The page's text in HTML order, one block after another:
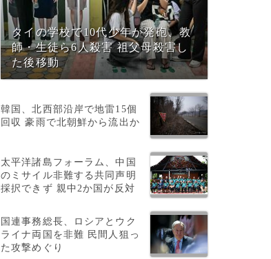
タイの学校で10代少年が発砲、教
師・生徒ら6人殺害 祖父母殺害し
た後移動
韓国、北西部沿岸で地雷15個
回収 豪雨で北朝鮮から流出か
太平洋諸島フォーラム、中国
のミサイル非難する共同声明
採択できず 親中2か国が反対
国連事務総長、ロシアとウク
ライナ両国を非難 民間人狙っ
た攻撃めぐり